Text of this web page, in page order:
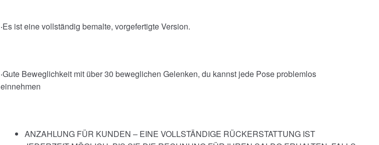
‧Es ist eine vollständig bemalte, vorgefertigte Version.
‧Gute Beweglichkeit mit über 30 beweglichen Gelenken, du kannst jede Pose problemlos
einnehmen
ANZAHLUNG FÜR KUNDEN – EINE VOLLSTÄNDIGE RÜCKERSTATTUNG IST